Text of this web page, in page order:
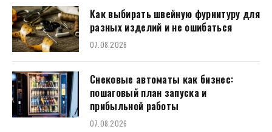
Как выбирать швейную фурнитуру для
разных изделий и не ошибаться
07.08.2026
Снековые автоматы как бизнес:
пошаговый план запуска и
прибыльной работы
07.08.2026